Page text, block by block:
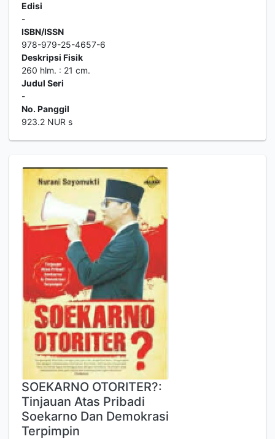
Edisi
-
ISBN/ISSN
978-979-25-4657-6
Deskripsi Fisik
260 hlm. : 21 cm.
Judul Seri
-
No. Panggil
923.2 NUR s
SOEKARNO OTORITER?:
Tinjauan Atas Pribadi
Soekarno Dan Demokrasi
Terpimpin